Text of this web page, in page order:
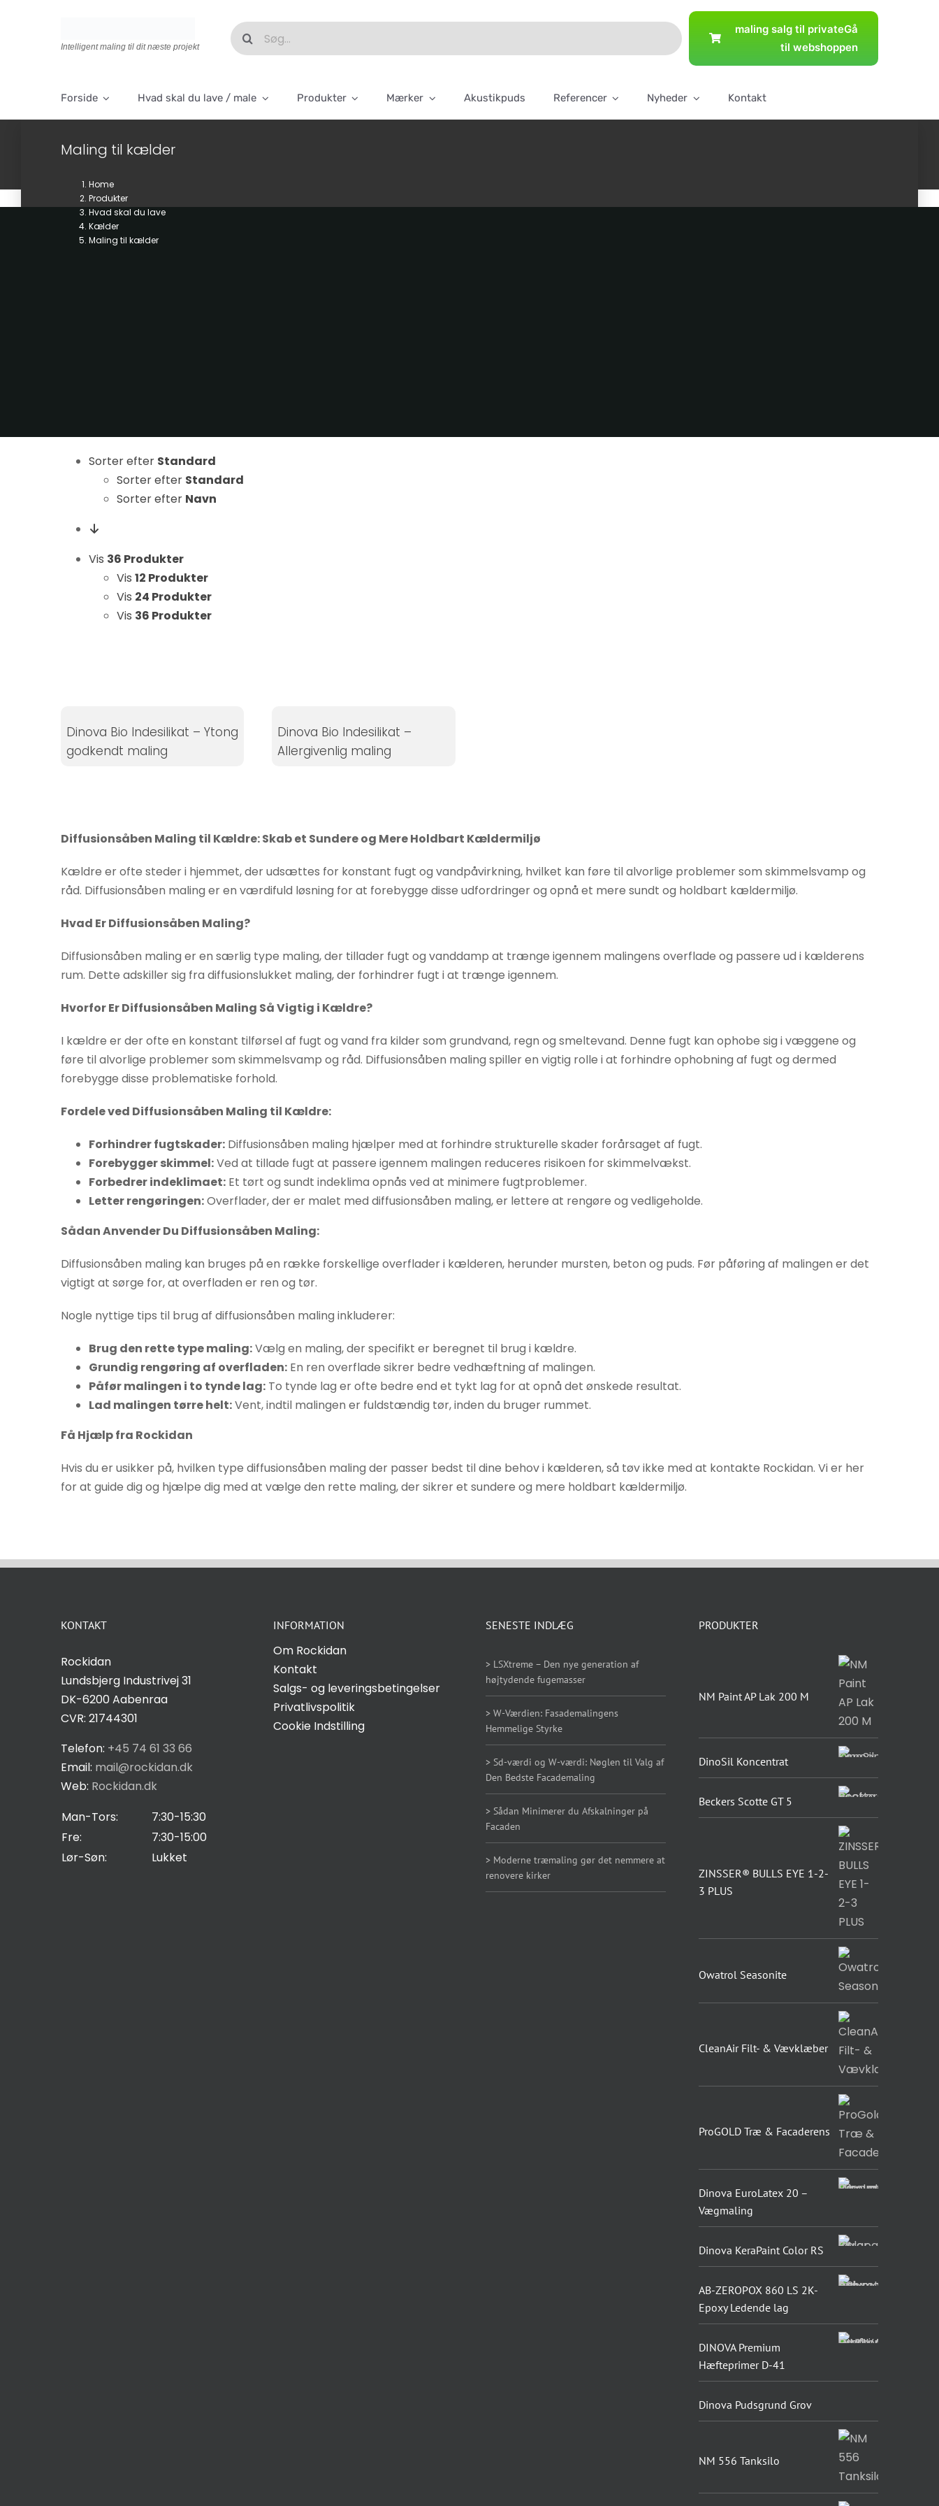
Intelligent maling til dit næste projekt
Søg
efter:
maling salg til privateGå
til webshoppen
Forside Hvad skal du lave / male Produkter Mærker Akustikpuds Referencer Nyheder Kontakt
Maling til kælder
Home
Produkter
Hvad skal du lave
Kælder
Maling til kælder
Sorter efter Standard
Sorter efter Standard
Sorter efter Navn
Vis 36 Produkter
Vis 12 Produkter
Vis 24 Produkter
Vis 36 Produkter
Dinova Bio Indesilikat – Ytong
godkendt maling
Dinova Bio Indesilikat –
Allergivenlig maling
Diffusionsåben Maling til Kældre: Skab et Sundere og Mere Holdbart Kældermiljø
Kældre er ofte steder i hjemmet, der udsættes for konstant fugt og vandpåvirkning, hvilket kan føre til alvorlige problemer som skimmelsvamp og
råd. Diffusionsåben maling er en værdifuld løsning for at forebygge disse udfordringer og opnå et mere sundt og holdbart kældermiljø.
Hvad Er Diffusionsåben Maling?
Diffusionsåben maling er en særlig type maling, der tillader fugt og vanddamp at trænge igennem malingens overflade og passere ud i kælderens
rum. Dette adskiller sig fra diffusionslukket maling, der forhindrer fugt i at trænge igennem.
Hvorfor Er Diffusionsåben Maling Så Vigtig i Kældre?
I kældre er der ofte en konstant tilførsel af fugt og vand fra kilder som grundvand, regn og smeltevand. Denne fugt kan ophobe sig i væggene og
føre til alvorlige problemer som skimmelsvamp og råd. Diffusionsåben maling spiller en vigtig rolle i at forhindre ophobning af fugt og dermed
forebygge disse problematiske forhold.
Fordele ved Diffusionsåben Maling til Kældre:
Forhindrer fugtskader:Diffusionsåben maling hjælper med at forhindre strukturelle skader forårsaget af fugt.
Forebygger skimmel:Ved at tillade fugt at passere igennem malingen reduceres risikoen for skimmelvækst.
Forbedrer indeklimaet:Et tørt og sundt indeklima opnås ved at minimere fugtproblemer.
Letter rengøringen:Overflader, der er malet med diffusionsåben maling, er lettere at rengøre og vedligeholde.
Sådan Anvender Du Diffusionsåben Maling:
Diffusionsåben maling kan bruges på en række forskellige overflader i kælderen, herunder mursten, beton og puds. Før påføring af malingen er det
vigtigt at sørge for, at overfladen er ren og tør.
Nogle nyttige tips til brug af diffusionsåben maling inkluderer:
Brug den rette type maling:Vælg en maling, der specifikt er beregnet til brug i kældre.
Grundig rengøring af overfladen:En ren overflade sikrer bedre vedhæftning af malingen.
Påfør malingen i to tynde lag:To tynde lag er ofte bedre end et tykt lag for at opnå det ønskede resultat.
Lad malingen tørre helt:Vent, indtil malingen er fuldstændig tør, inden du bruger rummet.
Få Hjælp fra Rockidan
Hvis du er usikker på, hvilken type diffusionsåben maling der passer bedst til dine behov i kælderen, så tøv ikke med at kontakte Rockidan. Vi er her
for at guide dig og hjælpe dig med at vælge den rette maling, der sikrer et sundere og mere holdbart kældermiljø.
KONTAKT
Rockidan
Lundsbjerg Industrivej 31
DK-6200 Aabenraa
CVR: 21744301
Telefon: +45 74 61 33 66
Email: mail@rockidan.dk
Web: Rockidan.dk
Man-Tors:
7:30-15:30
Fre:
7:30-15:00
Lør-Søn:
Lukket
INFORMATION
Om Rockidan
Kontakt
Salgs- og leveringsbetingelser
Privatlivspolitik
Cookie Indstilling
SENESTE INDLÆG
> LSXtreme – Den nye generation af
højtydende fugemasser
> W-Værdien: Fasademalingens
Hemmelige Styrke
> Sd-værdi og W-værdi: Nøglen til Valg af
Den Bedste Facademaling
> Sådan Minimerer du Afskalninger på
Facaden
> Moderne træmaling gør det nemmere at
renovere kirker
PRODUKTER
NM Paint AP Lak 200 M
DinoSil Koncentrat
Beckers Scotte GT 5
ZINSSER® BULLS EYE 1-2-
3 PLUS
Owatrol Seasonite
CleanAir Filt- & Vævklæber
ProGOLD Træ & Facaderens
Dinova EuroLatex 20 –
Vægmaling
Dinova KeraPaint Color RS
AB-ZEROPOX 860 LS 2K-
Epoxy Ledende lag
DINOVA Premium
Hæfteprimer D-41
Dinova Pudsgrund Grov
NM 556 Tanksilo
Nødvendige
nødvendige
og struktur, ud
hjemmesiden
For at vores
hjemmeside
så godt som
muligt under
nægter disse
forsvinder
funktioner fra
hjemmesiden.
Marketing
besøger
øger du
chancen
personligt
indhold og